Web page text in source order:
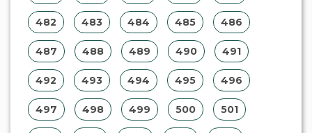
482 483 484 485 486
487 488 489 490 491
492 493 494 495 496
497 498 499 500 501